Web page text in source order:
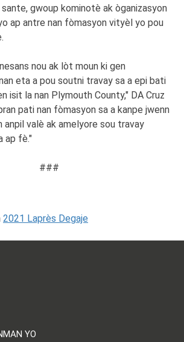
gwoup kominotè ak òganizasyon
ap antre nan fòmasyon vityèl yo pou
nou ak lòt moun ki gen
eta a pou soutni travay sa a epi bati
isit la nan Plymouth County," DA Cruz
pati nan fòmasyon sa a kanpe jwenn
anpil valè ak amelyore sou travay
ap fè."
###
2021 Laprès Degaje
YO